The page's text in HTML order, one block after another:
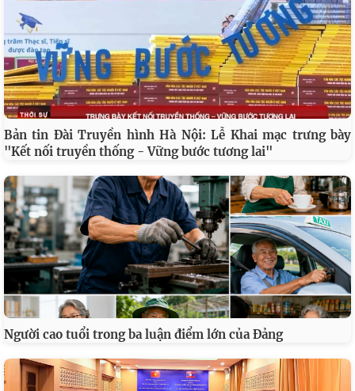
Bản tin Đài Truyền hình Hà Nội: Lễ Khai mạc trưng bày
"Kết nối truyền thống - Vững bước tương lai"
Người cao tuổi trong ba luận điểm lớn của Đảng